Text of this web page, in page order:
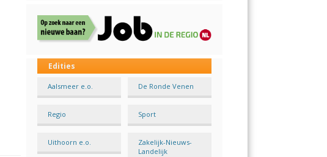
Edities
Aalsmeer e.o. De Ronde Venen
Regio Sport
Uithoorn e.o.
Zakelijk-Nieuws-
Landelijk